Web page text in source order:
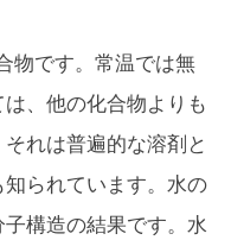
物です。常温では無
、他の化合物よりも
れは普遍的な溶剤と
られています。水の
構造の結果です。水